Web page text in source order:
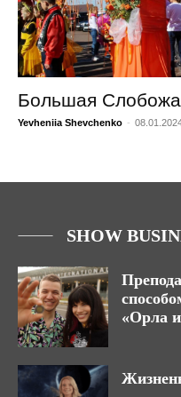
Большая
Yevheniia Shevchenko -
SHOW
«Орла